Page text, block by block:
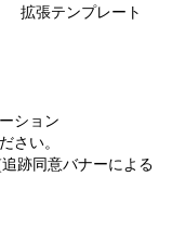
拡張テンプレート
ション
さい。
追跡同意バナーによる